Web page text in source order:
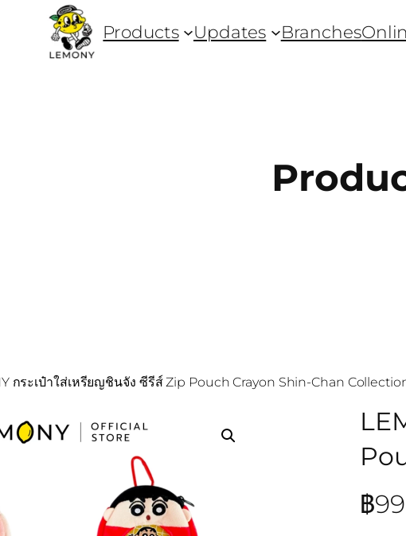
Products Updates Branches
กระเป๋าใส่เหรียญชินจัง ซีรีส์ Zip Pouch Crayon Shin-Chan
฿